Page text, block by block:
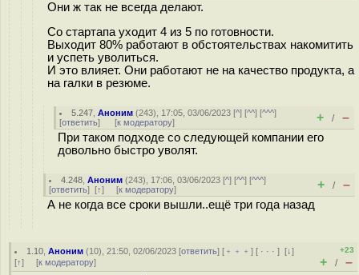
Они ж так не всегда делают.
Со стартапа уходит 4 из 5 по готовности.
Выходит 80% работают в обстоятельствах накомитить
и успеть уволиться.
И это влияет. Они работают не на качество продукта, а
на галки в резюме.
5.247 ,Аноним (243), 17:05, 03/06/2023 [^] [^^] [^^^]
[ответить] [к модератору] + / –
При таком подходе со следующей компании его
довольно быстро уволят.
4.248 ,Аноним (243), 17:06, 03/06/2023 [^] [^^] [^^^]
[ответить] [↑] [к модератору] + / –
А не когда все сроки вышли..ещё три года назад
1.10 ,Аноним (10), 21:50, 02/06/2023 [ответить] [ ﹢﹢﹢] [ · · ·][↓]
[↑] [к модератору]
+23
+ / –